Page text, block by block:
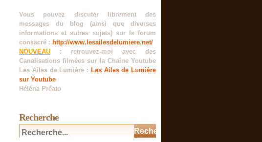
Vous pouvez discuter librement des
messages du blog (ainsi que diverses
informations et autres sujets) sur le forum
consacré : http://www.lesailesdelumiere.net/
NOUVEAU : retrouvez-moi avec des
Canalisations filmées sur la Chaîne Youtube
Les Ailes de Lumière : Les Ailes de Lumière
sur Youtube
Héléna Préato
Recherche